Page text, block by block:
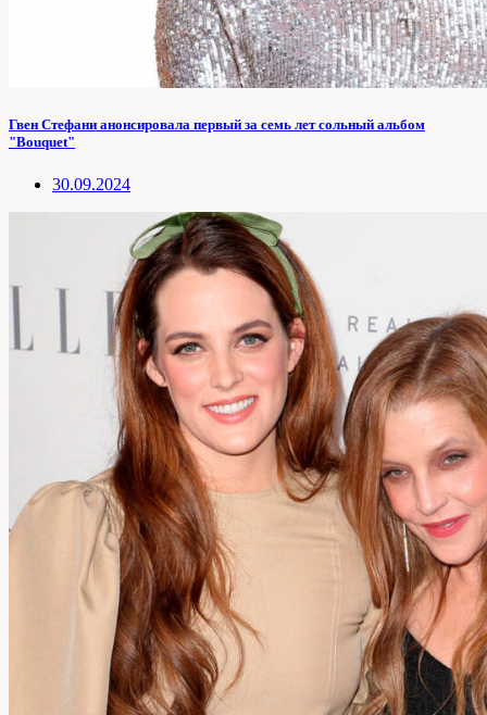
Гвен Стефани анонсировала первый за семь лет сольный альбом
"Bouquet"
30.09.2024